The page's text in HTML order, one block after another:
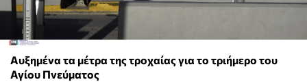
Αυξημένα τα μέτρα της τροχαίας για το τριήμερο του
Αγίου Πνεύματος